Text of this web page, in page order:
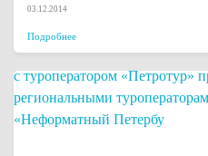
03.12.2014
Подробнее